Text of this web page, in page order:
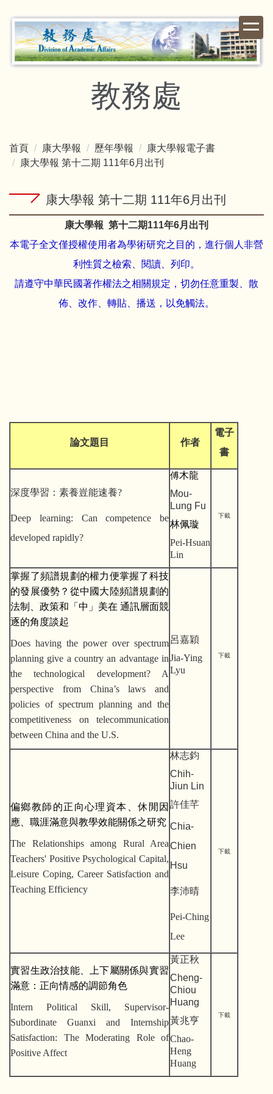
到
要
內
教務處
首頁 康大學報 歷年學報
康大學報電子書
康大學報 第十二期 111年6月出刊
康大學報 第十二期 111年6月出刊
康大學報 第十二期111年6月出刊
本電子全文僅授權使用者為學術研究之目的，進行個人非營
利性質之檢索、閱讀、列印。
請遵守中華民國著作權法之相關規定，切勿任意重製、散
佈、改作、轉貼、播送，以免觸法。
論文題目 作者
電子
書
深度學習：素養豈能速養?
Deep learning: Can competence be
developed rapidly?
傅木龍
Mou-
Lung Fu
林佩璇
Pei-Hsuan
Lin
下載
掌握了頻譜規劃的權力便掌握了科技
的發展優勢？從中國大陸頻譜規劃的
法制、政策和「中」美在 通訊層面競
逐的角度談起
Does having the power over spectrum
planning give a country an advantage in
the technological development? A
perspective from China’s laws and
policies of spectrum planning and the
competitiveness on telecommunication
between China and the U.S.
呂嘉穎
Jia-Ying
Lyu
下載
偏鄉教師的正向心理資本、休閒因
應、職涯滿意與教學效能關係之研究
The Relationships among Rural Area
Teachers' Positive Psychological Capital,
Leisure Coping, Career Satisfaction and
Teaching Efficiency
林志鈞
Chih-
Jiun Lin
許佳芊
Chia-
Chien
Hsu
李沛晴
Pei-Ching
Lee
下載
實習生政治技能、上下屬關係與實習
滿意：正向情感的調節角色
Intern Political Skill, Supervisor-
Subordinate Guanxi and Internship
Satisfaction: The Moderating Role of
Positive Affect
黃正秋
Cheng-
Chiou
Huang
黃兆亨
Chao-
Heng
Huang
下載